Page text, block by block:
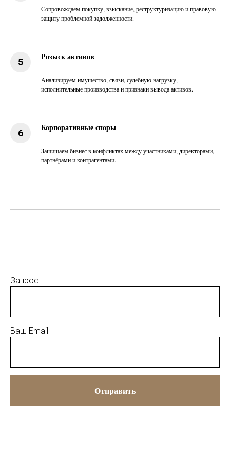
Сопровождаем покупку, взыскание, реструктуризацию и правовую
защиту проблемной задолженности.
Розыск активов
Анализируем имущество, связи, судебную нагрузку,
исполнительные производства и признаки вывода активов.
Корпоративные споры
Защищаем бизнес в конфликтах между участниками, директорами,
партнёрами и контрагентами.
Запрос
Ваш Email
Отправить